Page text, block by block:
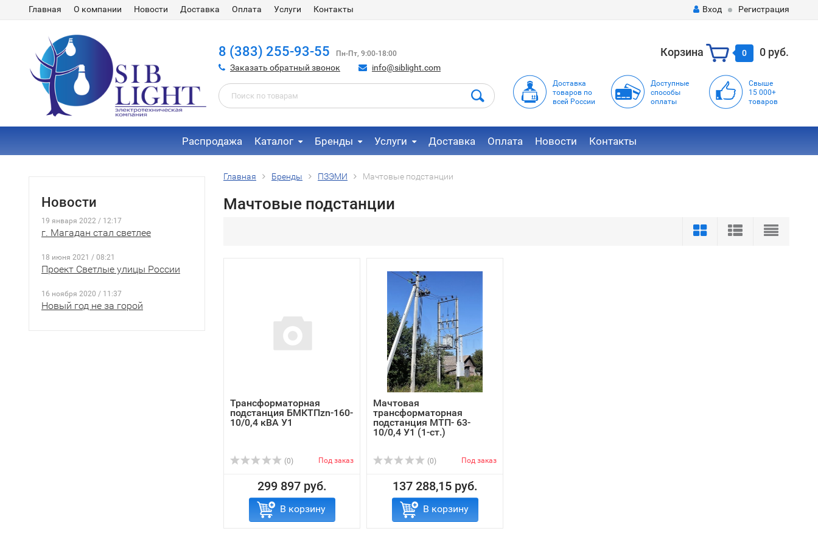
Главная О компании Новости Доставка Оплата Услуги Контакты Вход Регистрация
8 (383) 255-93-55 Пн-Пт, 9:00-18:00
Заказать обратный звонок info@siblight.com
Корзина 0 0 руб.
Доставка
товаров по
всей России
Доступные
способы
оплаты
Свыше
15 000+
товаров
Распродажа Каталог Бренды Услуги Доставка Оплата Новости Контакты
Новости
19 января 2022 / 12:17
г. Магадан стал светлее
18 июня 2021 / 08:21
Проект Светлые улицы России
16 ноября 2020 / 11:37
Новый год не за горой
Главная Бренды ПЗЭМИ Мачтовые подстанции
Мачтовые подстанции
Трансформаторная
подстанция БМКТПzn-160-
10/0,4 кВА У1
(0) Под заказ
299 897 руб.
В корзину
Мачтовая
трансформаторная
подстанция МТП- 63-
10/0,4 У1 (1-ст.)
(0) Под заказ
137 288,15 руб.
В корзину